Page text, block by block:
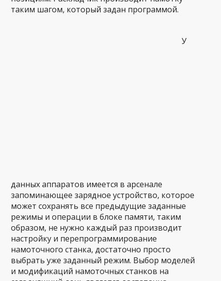
таким шагом, который задан программой.
У
данных аппаратов имеется в арсенале
запоминающее зарядное устройство, которое
может сохранять все предыдущие заданные
режимы и операции в блоке памяти, таким
образом, не нужно каждый раз производит
настройку и перепрограммирование
намоточного станка, достаточно просто
выбрать уже заданный режим. Выбор моделей
и модификаций намоточных станков на